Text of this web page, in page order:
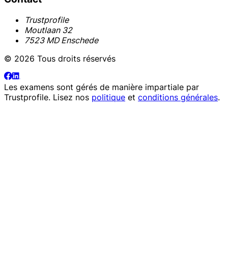
Trustprofile
Moutlaan 32
7523 MD Enschede
© 2026 Tous droits réservés
Les examens sont gérés de manière impartiale par
Trustprofile. Lisez nos politique et conditions générales.